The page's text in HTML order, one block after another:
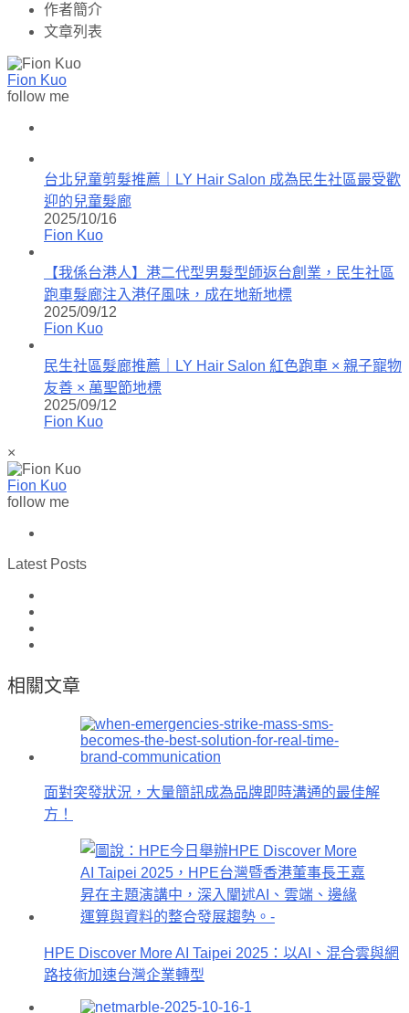
作者簡介
文章列表
Fion Kuo
follow me
台北兒童剪髮推薦｜LY Hair Salon 成為民生社區最受歡
迎的兒童髮廊
2025/10/16
Fion Kuo
【我係台港人】港二代型男髮型師返台創業，民生社區
跑車髮廊注入港仔風味，成在地新地標
2025/09/12
Fion Kuo
民生社區髮廊推薦｜LY Hair Salon 紅色跑車 × 親子寵物
友善 × 萬聖節地標
2025/09/12
Fion Kuo
×
Fion Kuo
follow me
Latest Posts
相關文章
面對突發狀況，大量簡訊成為品牌即時溝通的最佳解
方！
HPE Discover More AI Taipei 2025：以AI、混合雲與網
路技術加速台灣企業轉型